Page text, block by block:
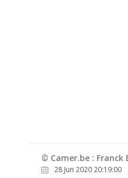
© Camer.be : Franck
28 Jun 2020 20:19:00